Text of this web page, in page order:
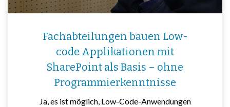
Fachabteilungen bauen Low-
code Applikationen mit
SharePoint als Basis – ohne
Programmierkenntnisse
Ja, es ist möglich, Low-Code-Anwendungen